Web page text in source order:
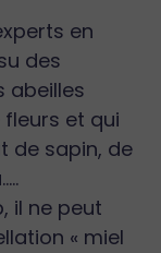
en
des
abeilles
et qui
de sapin, de
il ne peut
« miel